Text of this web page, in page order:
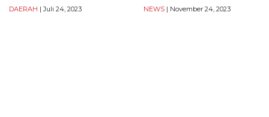
DAERAH | Juli 24, 2023 NEWS | November 24, 2023